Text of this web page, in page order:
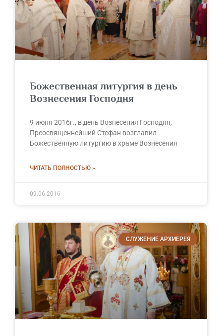
Божественная литургия в день
Вознесения Господня
9 июня 2016г., в день Вознесения Господня,
Преосвященнейший Стефан возглавил
Божественную литургию в храме Вознесения
ЧИТАТЬ ПОЛНОСТЬЮ »
09.06.2016
СЛУЖЕНИЕ АРХИЕРЕЯ